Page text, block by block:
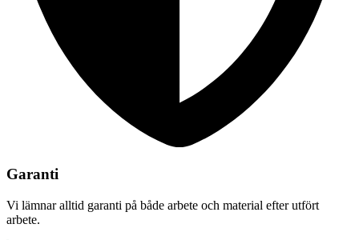
Garanti
Vi lämnar alltid garanti på både arbete och material efter utfört
arbete.